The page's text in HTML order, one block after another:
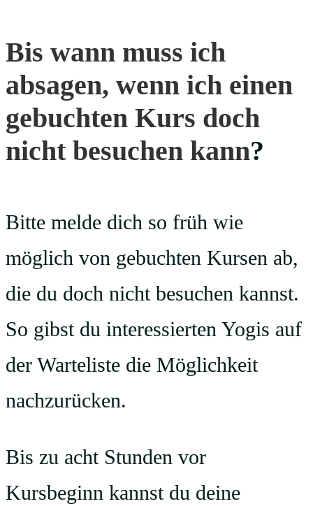
Bis wann muss ich
absagen, wenn ich einen
gebuchten Kurs doch
nicht besuchen kann?
Bitte melde dich so früh wie
möglich von gebuchten Kursen ab,
die du doch nicht besuchen kannst.
So gibst du interessierten Yogis auf
der Warteliste die Möglichkeit
nachzurücken.
Bis zu acht Stunden vor
Kursbeginn kannst du deine